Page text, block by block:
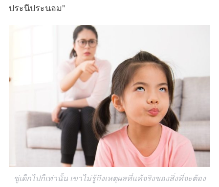
ประนีประนอม”
ขู่เด็กไปก็เท่านั้น เขาไม่รู้ถึงเหตุผลที่แท้จริงของสิ่งที่จะต้อง